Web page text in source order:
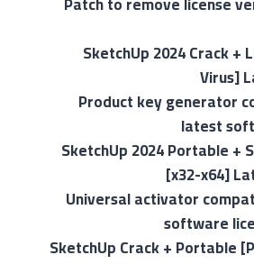
SketchUp 2024 Crack +
Virus]
Product key generator
latest
SketchUp 2024 Portable +
[x32-x64]
Universal activator
software
SketchUp Crack + Portable